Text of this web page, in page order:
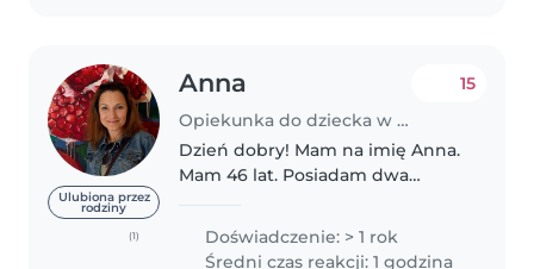
Ulubiona przez
rodziny
(1)
Anna
Opiekunka do dziecka w Poznań
15
Dzień dobry! Mam na imię Anna.
Mam 46 lat. Posiadam dwa
Mam dwójkę dorosłych
Doświadczenie: > 1 rok
Średni czas reakcji: 1 godzina